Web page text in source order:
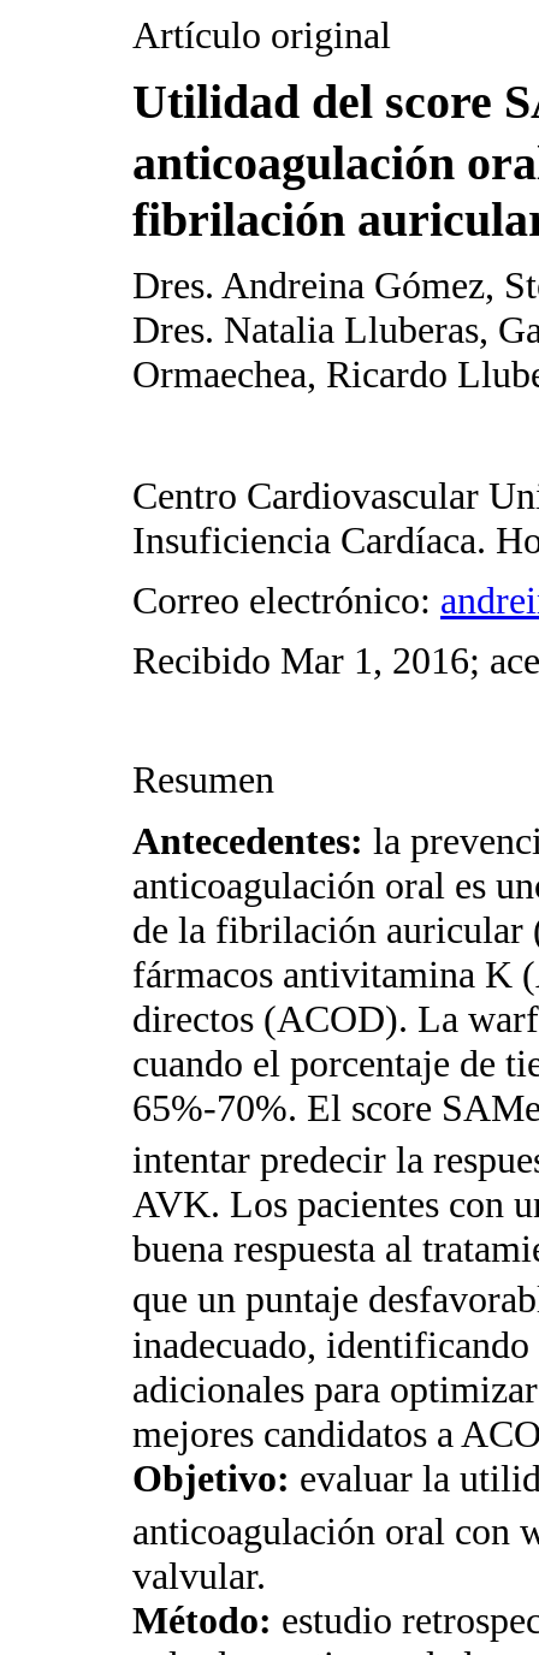
Artículo original
Utilidad del score
anticoagulación
fibrilación
Dres. Andreina Gómez,
Dres. Natalia Lluberas,
Ormaechea, Ricardo
Centro Cardiovascular
Insuficiencia Cardíaca.
Correo electrónico:
Recibido Mar 1, 2016;
Resumen
Antecedentes: la
anticoagulación oral es
de la fibrilación auricular
fármacos antivitamina K
directos (ACOD). La
cuando el porcentaje de
65%-70%. El score
intentar predecir la
AVK. Los pacientes con
buena respuesta al
que un puntaje
inadecuado,
adicionales para
mejores candidatos a
Objetivo: evaluar la
anticoagulación oral con
valvular.
Método: estudio